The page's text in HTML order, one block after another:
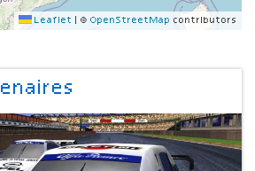
Leaflet © OpenStreetMap contributors